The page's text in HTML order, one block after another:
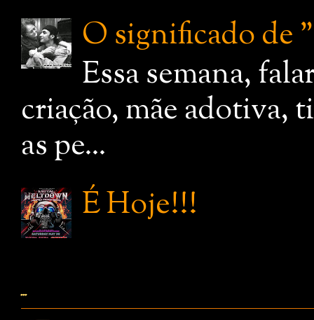
O significado de
Essa semana,
criação, mãe adotiva,
as pe...
É Hoje!!!
...